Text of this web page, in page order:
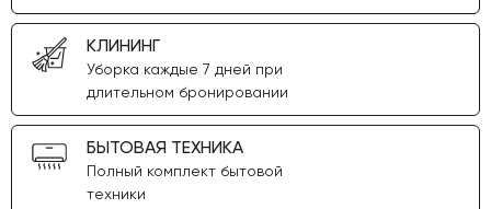
КЛИНИНГ
Уборка каждые 7 дней при
длительном бронировании
БЫТОВАЯ ТЕХНИКА
Полный комплект бытовой
техники